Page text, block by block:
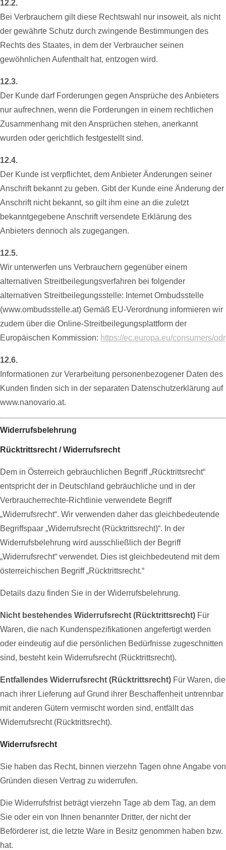
12.2.
Bei Verbrauchern gilt diese Rechtswahl nur insoweit, als nicht
der gewährte Schutz durch zwingende Bestimmungen des
Rechts des Staates, in dem der Verbraucher seinen
gewöhnlichen Aufenthalt hat, entzogen wird.
12.3.
Der Kunde darf Forderungen gegen Ansprüche des Anbieters
nur aufrechnen, wenn die Forderungen in einem rechtlichen
Zusammenhang mit den Ansprüchen stehen, anerkannt
wurden oder gerichtlich festgestellt sind.
12.4.
Der Kunde ist verpflichtet, dem Anbieter Änderungen seiner
Anschrift bekannt zu geben. Gibt der Kunde eine Änderung der
Anschrift nicht bekannt, so gilt ihm eine an die zuletzt
bekanntgegebene Anschrift versendete Erklärung des
Anbieters dennoch als zugegangen.
12.5.
Wir unterwerfen uns Verbrauchern gegenüber einem
alternativen Streitbeilegungsverfahren bei folgender
alternativen Streitbeilegungsstelle: Internet Ombudsstelle
(www.ombudsstelle.at) Gemäß EU-Verordnung informieren wir
zudem über die Online-Streitbeilegungsplattform der
Europäischen Kommission: https://ec.europa.eu/consumers/odr
12.6.
Informationen zur Verarbeitung personenbezogener Daten des
Kunden finden sich in der separaten Datenschutzerklärung auf
www.nanovario.at.
Widerrufsbelehrung
Rücktrittsrecht / Widerrufsrecht
Dem in Österreich gebräuchlichen Begriff „Rücktrittsrecht“
entspricht der in Deutschland gebräuchliche und in der
Verbraucherrechte-Richtlinie verwendete Begriff
„Widerrufsrecht“. Wir verwenden daher das gleichbedeutende
Begriffspaar „Widerrufsrecht (Rücktrittsrecht)“. In der
Widerrufsbelehrung wird ausschließlich der Begriff
„Widerrufsrecht“ verwendet. Dies ist gleichbedeutend mit dem
österreichischen Begriff „Rücktrittsrecht.“
Details dazu finden Sie in der Widerrufsbelehrung.
Nicht bestehendes Widerrufsrecht (Rücktrittsrecht) Für
Waren, die nach Kundenspezifikationen angefertigt werden
oder eindeutig auf die persönlichen Bedürfnisse zugeschnitten
sind, besteht kein Widerrufsrecht (Rücktrittsrecht).
Entfallendes Widerrufsrecht (Rücktrittsrecht) Für Waren, die
nach ihrer Lieferung auf Grund ihrer Beschaffenheit untrennbar
mit anderen Gütern vermischt worden sind, entfällt das
Widerrufsrecht (Rücktrittsrecht).
Widerrufsrecht
Sie haben das Recht, binnen vierzehn Tagen ohne Angabe von
Gründen diesen Vertrag zu widerrufen.
Die Widerrufsfrist beträgt vierzehn Tage ab dem Tag, an dem
Sie oder ein von Ihnen benannter Dritter, der nicht der
Beförderer ist, die letzte Ware in Besitz genommen haben bzw.
hat.